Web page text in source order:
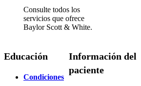
Consulte todos los
servicios que ofrece
Baylor Scott & White.
Educación
Condiciones
Información del
paciente